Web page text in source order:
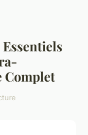
Complet